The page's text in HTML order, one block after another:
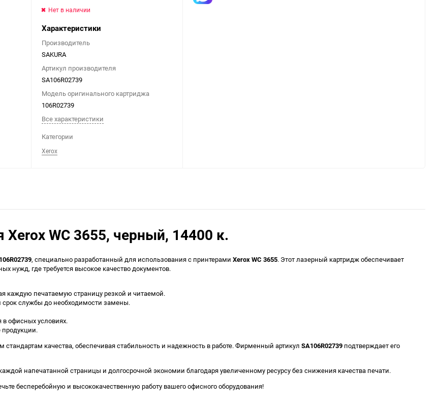
Нет в наличии
Характеристики
Производитель
SAKURA
Артикул производителя
SA106R02739
Модель оригинального картриджа
106R02739
Все характеристики
Категории
Xerox
WC 3655, черный, 14400 к.
, специально разработанный для использования с принтерами Xerox WC 3655. Этот лазерный картридж обеспечивает
нужд, где требуется высокое качество документов.
каждую печатаемую страницу резкой и читаемой.
срок службы до необходимости замены.
в офисных условиях.
продукции.
стандартам качества, обеспечивая стабильность и надежность в работе. Фирменный артикул SA106R02739 подтверждает его
напечатанной страницы и долгосрочной экономии благодаря увеличенному ресурсу без снижения качества печати.
бесперебойную и высококачественную работу вашего офисного оборудования!